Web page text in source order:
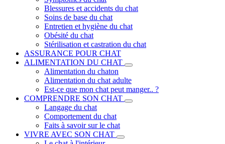
Blessures et accidents du chat
Soins de base du chat
Entretien et hygiène du chat
Obésité du chat
Stérilisation et castration du chat
ASSURANCE POUR CHAT
ALIMENTATION DU CHAT
Alimentation du chaton
Alimentation du chat adulte
Est-ce que mon chat peut manger.. ?
COMPRENDRE SON CHAT
Langage du chat
Comportement du chat
Faits à savoir sur le chat
VIVRE AVEC SON CHAT